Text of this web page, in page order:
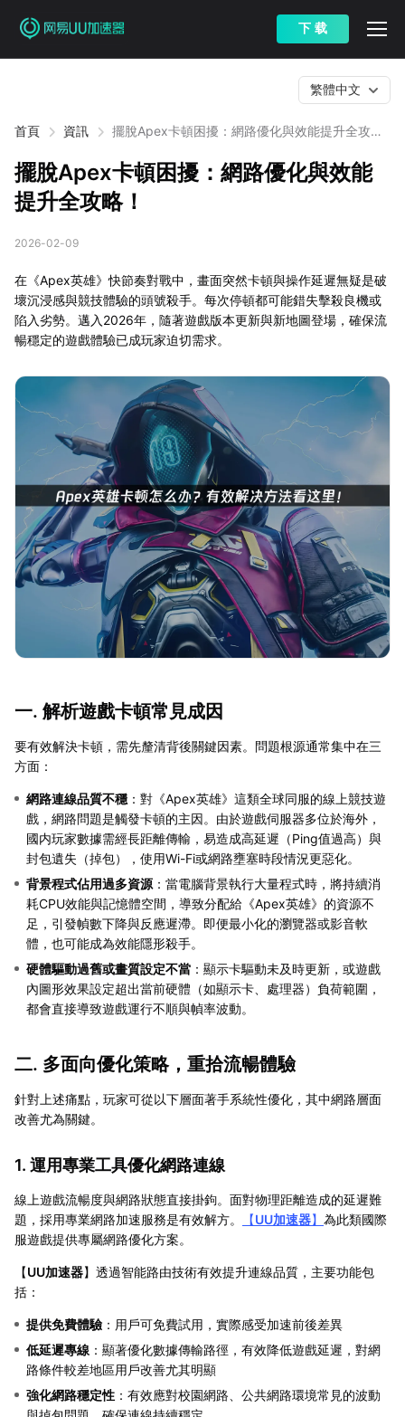
下 载
首頁 資訊
擺脫Apex卡頓困擾：網路優化與效能提升全攻
繁體中文
擺脫Apex卡頓困擾：網路優化與效能
提升全攻略！
2026-02-09
在《Apex英雄》快節奏對戰中，畫面突然卡頓與操作延遲無疑是破
壞沉浸感與競技體驗的頭號殺手。每次停頓都可能錯失擊殺良機或
陷入劣勢。邁入2026年，隨著遊戲版本更新與新地圖登場，確保流
暢穩定的遊戲體驗已成玩家迫切需求。
一. 解析遊戲卡頓常見成因
要有效解決卡頓，需先釐清背後關鍵因素。問題根源通常集中在三
方面：
網路連線品質不穩 ：對《Apex英雄》這類全球同服的線上競技遊
戲，網路問題是觸發卡頓的主因。由於遊戲伺服器多位於海外，
國内玩家數據需經長距離傳輸，易造成高延遲（Ping值過高）與
封包遺失（掉包），使用Wi-Fi或網路壅塞時段情況更惡化。
背景程式佔用過多資源 ：當電腦背景執行大量程式時，將持續消
耗CPU效能與記憶體空間，導致分配給《Apex英雄》的資源不
足，引發幀數下降與反應遲滯。即便最小化的瀏覽器或影音軟
體，也可能成為效能隱形殺手。
硬體驅動過舊或畫質設定不當 ：顯示卡驅動未及時更新，或遊戲
內圖形效果設定超出當前硬體（如顯示卡、處理器）負荷範圍，
都會直接導致遊戲運行不順與幀率波動。
二. 多面向優化策略，重拾流暢體驗
針對上述痛點，玩家可從以下層面著手系統性優化，其中網路層面
改善尤為關鍵。
1. 運用專業工具優化網路連線
線上遊戲流暢度與網路狀態直接掛鉤。面對物理距離造成的延遲難
題，採用專業網路加速服務是有效解方。
【UU加速器】 為此類國際
服遊戲提供專屬網路優化方案。
【UU加速器】透過智能路由技術有效提升連線品質，主要功能包
括：
提供免費體驗 ：用戶可免費試用，實際感受加速前後差異
低延遲專線 ：顯著優化數據傳輸路徑，有效降低遊戲延遲，對網
路條件較差地區用戶改善尤其明顯
強化網路穩定性 ：有效應對校園網路、公共網路環境常見的波動